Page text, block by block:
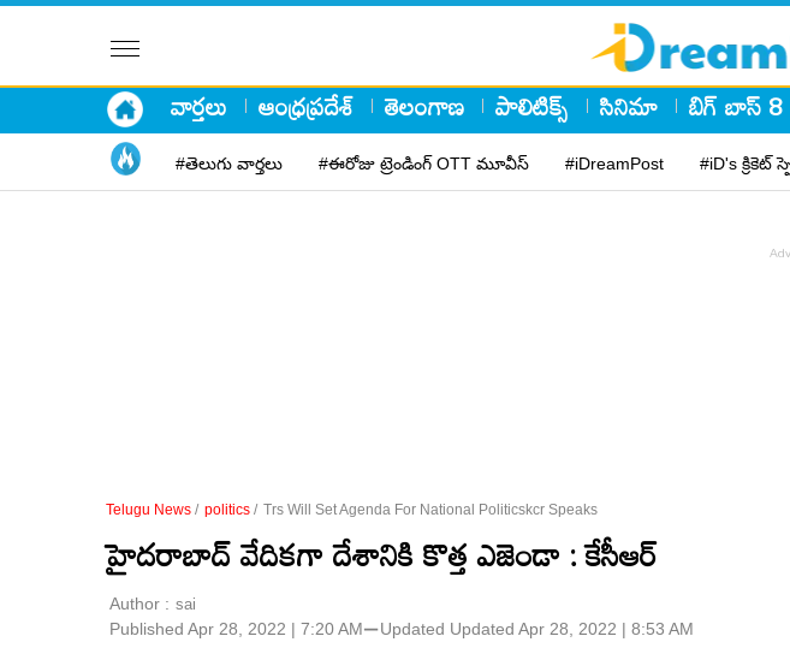
వార్తలు ఆంధ్రప్రదేశ్ తెలంగాణ పాలిటిక్స్ సినిమా బిగ్ బాస్ 8
#తెలుగు వార్తలు #ఈరోజు ట్రెండింగ్ OTT మూవీస్ #iDreamPost #iD's క్రికెట్
Telugu News / politics / Trs Will Set Agenda For National Politicskcr Speaks
హైదరాబాద్‌ వేదికగా దేశానికి కొత్త ఎజెండా : కేసీఆర్‌
Author : sai
Published Apr 28, 2022 | 7:20 AM⚊Updated Updated Apr 28, 2022 | 8:53 AM